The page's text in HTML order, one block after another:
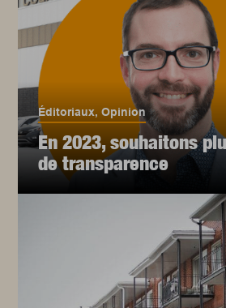
Éditoriaux,Opinion
En 2023, souhaitons
de transparence